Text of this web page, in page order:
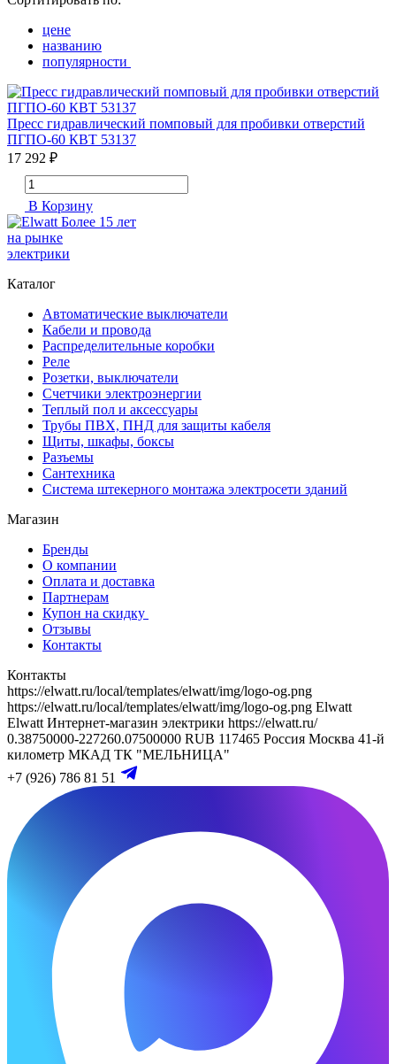
цене
названию
популярности
Пресс гидравлический помповый для пробивки отверстий
ПГПО-60 КВТ 53137
17 292 ₽
В Корзину
Более 15 лет
на рынке
электрики
Каталог
Автоматические выключатели
Кабели и провода
Распределительные коробки
Реле
Розетки, выключатели
Счетчики электроэнергии
Теплый пол и аксессуары
Трубы ПВХ, ПНД для защиты кабеля
Щиты, шкафы, боксы
Разъемы
Сантехника
Система штекерного монтажа электросети зданий
Магазин
Бренды
О компании
Оплата и доставка
Партнерам
Купон на скидку
Отзывы
Контакты
Контакты
https://elwatt.ru/local/templates/elwatt/img/logo-og.png
https://elwatt.ru/local/templates/elwatt/img/logo-og.png Elwatt
Elwatt Интернет-магазин электрики https://elwatt.ru/
0.38750000-227260.07500000 RUB 117465 Россия Москва 41-й
километр МКАД ТК "МЕЛЬНИЦА"
+7 (926) 786 81 51